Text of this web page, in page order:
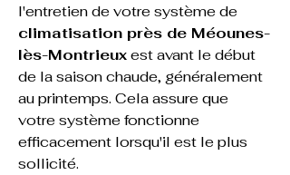
l'entretien de votre système de
climatisation près de Méounes-
lès-Montrieux est avant le début
de la saison chaude, généralement
au printemps. Cela assure que
votre système fonctionne
efficacement lorsqu'il est le plus
sollicité.